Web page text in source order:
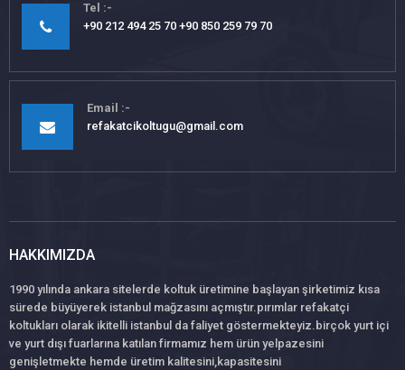
Tel
+90 212 494 25 70 +90 850 259 79 70
Email
refakatcikoltugu@gmail.com
HAKKIMIZDA
1990 yılında ankara sitelerde koltuk üretimine başlayan şirketimiz kısa
sürede büyüyerek istanbul mağzasını açmıştır.pırımlar refakatçi
koltukları olarak ikitelli istanbul da faliyet göstermekteyiz.birçok yurt içi
ve yurt dışı fuarlarına katılan firmamız hem ürün yelpazesini
genişletmekte hemde üretim kalitesini,kapasitesini